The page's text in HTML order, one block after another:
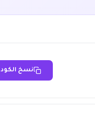
نسخ الكود